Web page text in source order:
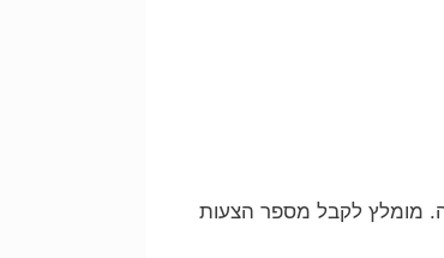
מומלץ לקבל מספר הצעות